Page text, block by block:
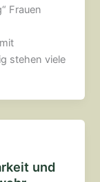
Frauen
stehen viele
und